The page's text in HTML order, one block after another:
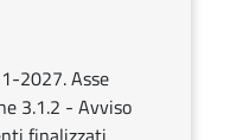
2027. Asse
3.1.2 - Avviso